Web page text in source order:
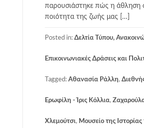
παρουσιάστηκε πώς η άθληση
ποιότητα της ζωής μας […]
Posted in: Δελτία Τύπου,
Επικοινωνιακές Δράσεις και
Tagged: Αθανασία Ράλλη,
Ερωφίλη - Ίρις Κόλλια,
Χλεμούτσι, Μουσείο της